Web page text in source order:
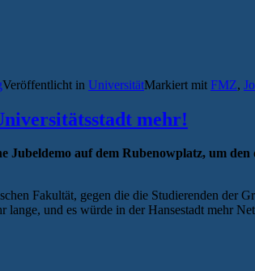
Veröffentlicht in UniversitätMarkiert mit FMZ,
mehr!
auf dem Rubenowplatz, um
Fakultät, gegen die die Studierenden der
lange, und es würde in der Hansestadt mehr